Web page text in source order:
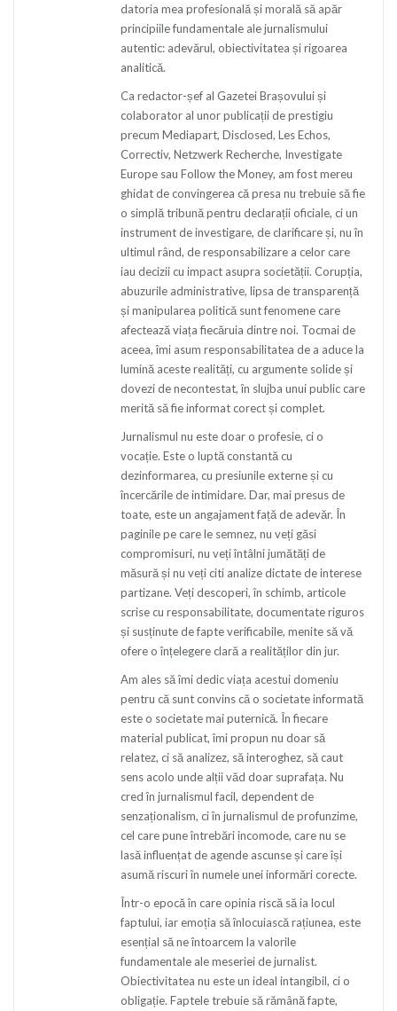
datoria mea profesională și morală să apăr
principiile fundamentale ale jurnalismului
autentic: adevărul, obiectivitatea și rigoarea
analitică.
Ca redactor-șef al Gazetei Brașovului și
colaborator al unor publicații de prestigiu
precum Mediapart, Disclosed, Les Echos,
Correctiv, Netzwerk Recherche, Investigate
Europe sau Follow the Money, am fost mereu
ghidat de convingerea că presa nu trebuie să fie
o simplă tribună pentru declarații oficiale, ci un
instrument de investigare, de clarificare și, nu în
ultimul rând, de responsabilizare a celor care
iau decizii cu impact asupra societății. Corupția,
abuzurile administrative, lipsa de transparență
și manipularea politică sunt fenomene care
afectează viața fiecăruia dintre noi. Tocmai de
aceea, îmi asum responsabilitatea de a aduce la
lumină aceste realități, cu argumente solide și
dovezi de necontestat, în slujba unui public care
merită să fie informat corect și complet.
Jurnalismul nu este doar o profesie, ci o
vocație. Este o luptă constantă cu
dezinformarea, cu presiunile externe și cu
încercările de intimidare. Dar, mai presus de
toate, este un angajament față de adevăr. În
paginile pe care le semnez, nu veți găsi
compromisuri, nu veți întâlni jumătăți de
măsură și nu veți citi analize dictate de interese
partizane. Veți descoperi, în schimb, articole
scrise cu responsabilitate, documentate riguros
și susținute de fapte verificabile, menite să vă
ofere o înțelegere clară a realităților din jur.
Am ales să îmi dedic viața acestui domeniu
pentru că sunt convins că o societate informată
este o societate mai puternică. În fiecare
material publicat, îmi propun nu doar să
relatez, ci să analizez, să interoghez, să caut
sens acolo unde alții văd doar suprafața. Nu
cred în jurnalismul facil, dependent de
senzaționalism, ci în jurnalismul de profunzime,
cel care pune întrebări incomode, care nu se
lasă influențat de agende ascunse și care își
asumă riscuri în numele unei informări corecte.
Într-o epocă în care opinia riscă să ia locul
faptului, iar emoția să înlocuiască rațiunea, este
esențial să ne întoarcem la valorile
fundamentale ale meseriei de jurnalist.
Obiectivitatea nu este un ideal intangibil, ci o
obligație. Faptele trebuie să rămână fapte,